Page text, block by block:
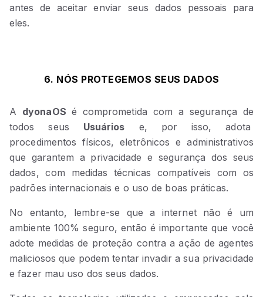
antes de aceitar enviar seus dados pessoais para
eles.
6. NÓS PROTEGEMOS SEUS DADOS
A dyonaOS é comprometida com a segurança de
todos seus Usuários e, por isso, adota
procedimentos físicos, eletrônicos e administrativos
que garantem a privacidade e segurança dos seus
dados, com medidas técnicas compatíveis com os
padrões internacionais e o uso de boas práticas.
No entanto, lembre-se que a internet não é um
ambiente 100% seguro, então é importante que você
adote medidas de proteção contra a ação de agentes
maliciosos que podem tentar invadir a sua privacidade
e fazer mau uso dos seus dados.